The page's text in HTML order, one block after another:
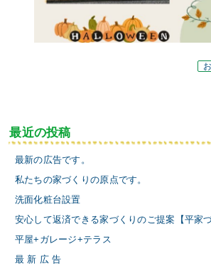
最近の投稿
最新の広告です。
私たちの家づくりの原点です。
洗面化粧台設置
安心して返済できる家づくりのご提案【平家づ
平屋+ガレージ+テラス
最 新 広 告